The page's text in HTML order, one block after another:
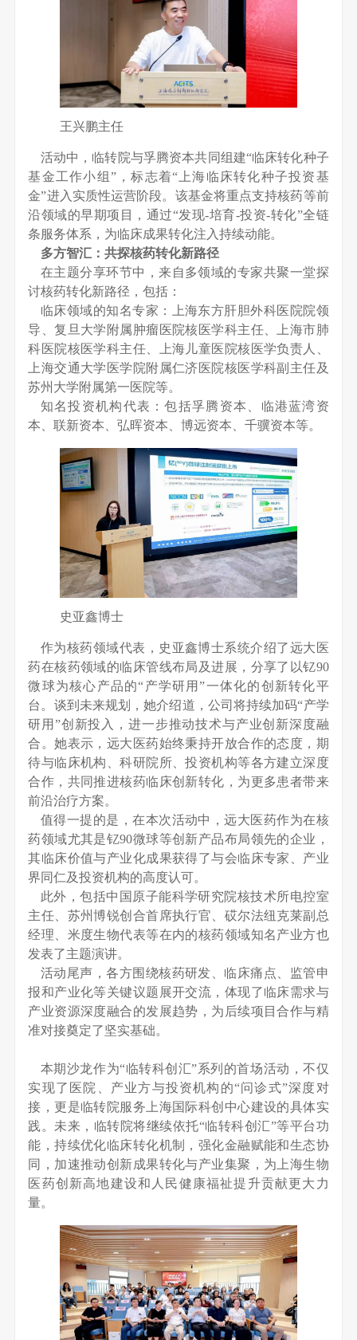
王兴鹏主任
活动中，临转院与孚腾资本共同组建“临床转化种子
基金工作小组”，标志着“上海临床转化种子投资基
金”进入实质性运营阶段。该基金将重点支持核药等前
沿领域的早期项目，通过“发现-培育-投资-转化”全链
条服务体系，为临床成果转化注入持续动能。
多方智汇：共探核药转化新路径
在主题分享环节中，来自多领域的专家共聚一堂探
讨核药转化新路径，包括：
临床领域的知名专家：上海东方肝胆外科医院院领
导、复旦大学附属肿瘤医院核医学科主任、上海市肺
科医院核医学科主任、上海儿童医院核医学负责人、
上海交通大学医学院附属仁济医院核医学科副主任及
苏州大学附属第一医院等。
知名投资机构代表：包括孚腾资本、临港蓝湾资
本、联新资本、弘晖资本、博远资本、千骥资本等。
史亚鑫博士
作为核药领域代表，史亚鑫博士系统介绍了远大医
药在核药领域的临床管线布局及进展，分享了以钇90
微球为核心产品的“产学研用”一体化的创新转化平
台。谈到未来规划，她介绍道，公司将持续加码“产学
研用”创新投入，进一步推动技术与产业创新深度融
合。她表示，远大医药始终秉持开放合作的态度，期
待与临床机构、科研院所、投资机构等各方建立深度
合作，共同推进核药临床创新转化，为更多患者带来
前沿治疗方案。
值得一提的是，在本次活动中，远大医药作为在核
药领域尤其是钇90微球等创新产品布局领先的企业，
其临床价值与产业化成果获得了与会临床专家、产业
界同仁及投资机构的高度认可。
此外，包括中国原子能科学研究院核技术所电控室
主任、苏州博锐创合首席执行官、砹尔法纽克莱副总
经理、米度生物代表等在内的核药领域知名产业方也
发表了主题演讲。
活动尾声，各方围绕核药研发、临床痛点、监管申
报和产业化等关键议题展开交流，体现了临床需求与
产业资源深度融合的发展趋势，为后续项目合作与精
准对接奠定了坚实基础。
本期沙龙作为“临转科创汇”系列的首场活动，不仅
实现了医院、产业方与投资机构的“问诊式”深度对
接，更是临转院服务上海国际科创中心建设的具体实
践。未来，临转院将继续依托“临转科创汇”等平台功
能，持续优化临床转化机制，强化金融赋能和生态协
同，加速推动创新成果转化与产业集聚，为上海生物
医药创新高地建设和人民健康福祉提升贡献更大力
量。